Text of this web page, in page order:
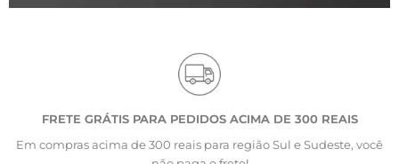
FRETE GRÁTIS PARA PEDIDOS ACIMA DE 300 REAIS
Em compras acima de 300 reais para região Sul e Sudeste, você